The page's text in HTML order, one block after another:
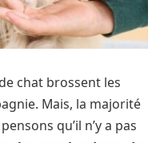
chat brossent les
Mais, la majorité
qu’il n’y a pas